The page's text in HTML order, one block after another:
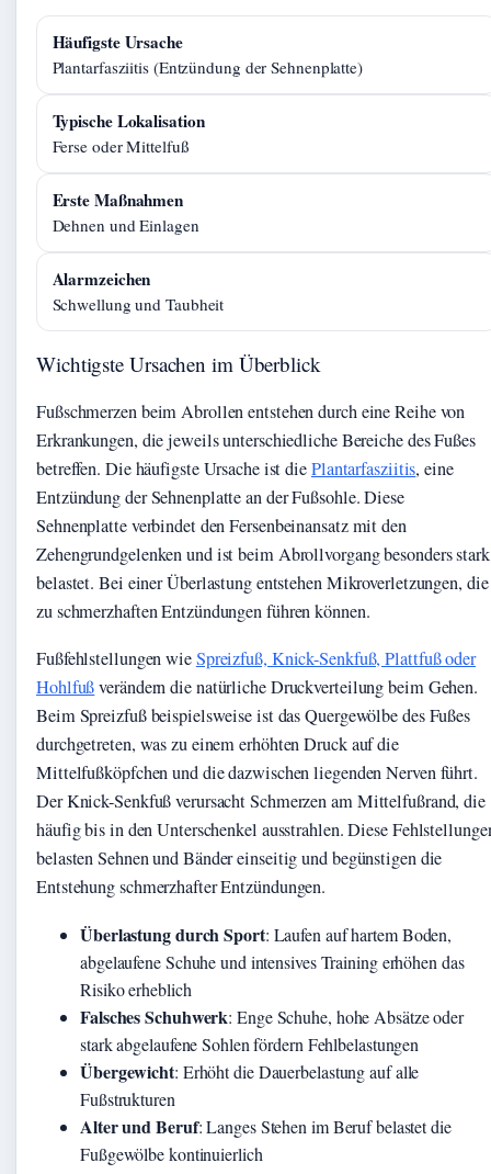
Häufigste Ursache
Plantarfasziitis (Entzündung der Sehnenplatte)
Typische Lokalisation
Ferse oder Mittelfuß
Erste Maßnahmen
Dehnen und Einlagen
Alarmzeichen
Schwellung und Taubheit
Wichtigste Ursachen im Überblick
Fußschmerzen beim Abrollen entstehen durch eine Reihe von
Erkrankungen, die jeweils unterschiedliche Bereiche des Fußes
betreffen. Die häufigste Ursache ist diePlantarfasziitis, eine
Entzündung der Sehnenplatte an der Fußsohle. Diese
Sehnenplatte verbindet den Fersenbeinansatz mit den
Zehengrundgelenken und ist beim Abrollvorgang besonders stark
belastet. Bei einer Überlastung entstehen Mikroverletzungen, die
zu schmerzhaften Entzündungen führen können.
Fußfehlstellungen wieSpreizfuß, Knick-Senkfuß, Plattfuß oder
Hohlfußverändern die natürliche Druckverteilung beim Gehen.
Beim Spreizfuß beispielsweise ist das Quergewölbe des Fußes
durchgetreten, was zu einem erhöhten Druck auf die
Mittelfußköpfchen und die dazwischen liegenden Nerven führt.
Der Knick-Senkfuß verursacht Schmerzen am Mittelfußrand, die
häufig bis in den Unterschenkel ausstrahlen. Diese
belasten Sehnen und Bänder einseitig und begünstigen die
Entstehung schmerzhafter Entzündungen.
Überlastung durch Sport: Laufen auf hartem Boden,
abgelaufene Schuhe und intensives Training erhöhen das
Risiko erheblich
Falsches Schuhwerk: Enge Schuhe, hohe Absätze oder
stark abgelaufene Sohlen fördern Fehlbelastungen
Übergewicht: Erhöht die Dauerbelastung auf alle
Fußstrukturen
Alter und Beruf: Langes Stehen im Beruf belastet die
Fußgewölbe kontinuierlich